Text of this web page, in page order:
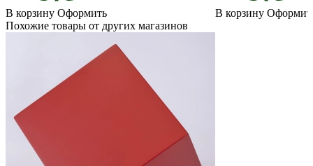
В корзину Оформить В корзину
Похожие товары от других магазинов